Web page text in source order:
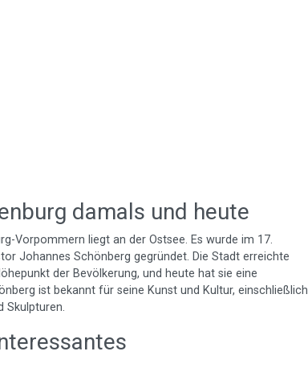
damals und heute
Vorpommern liegt an der Ostsee. Es wurde im 17.
Johannes Schönberg gegründet. Die Stadt erreichte
der Bevölkerung, und heute hat sie eine
ist bekannt für seine Kunst und Kultur, einschließlich
Skulpturen.